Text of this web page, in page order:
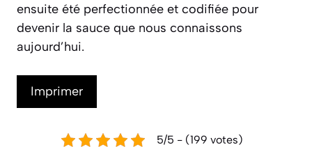
ensuite été perfectionnée et codifiée pour
devenir la sauce que nous connaissons
aujourd’hui.
Imprimer
5/5 - (199 votes)